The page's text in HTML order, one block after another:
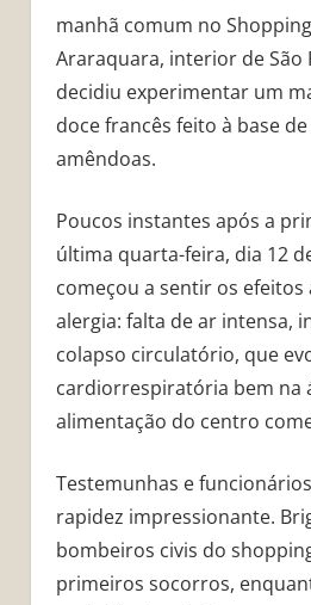
manhã comum no
Araraquara, interior de São
decidiu experimentar um
doce francês feito à base
amêndoas.
Poucos instantes após a
última quarta-feira, dia 12
começou a sentir os efeitos
alergia: falta de ar intensa,
colapso circulatório, que
cardiorrespiratória bem na
alimentação do centro
Testemunhas e
rapidez impressionante.
bombeiros civis do
primeiros socorros,